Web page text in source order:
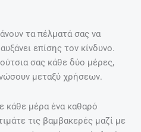
τα πέλματά σας να
επίσης τον κίνδυνο.
σας κάθε δύο μέρες,
μεταξύ χρήσεων.
κάθε μέρα ένα καθαρό
τις βαμβακερές μαζί με